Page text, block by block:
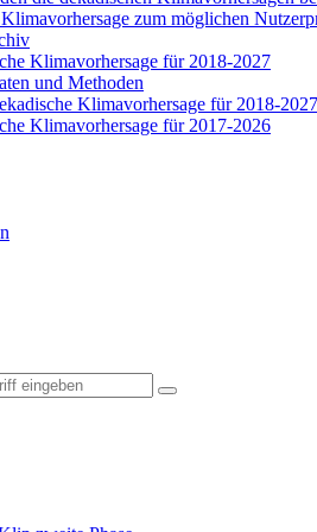
zum möglichen
Klimavorhersage für 2018-2027
und Methoden
Klimavorhersage für 2018-2027
Klimavorhersage für 2017-2026